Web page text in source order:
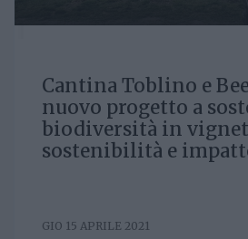
Cantina Toblino e
nuovo progetto a
biodiversità in
sostenibilità e
GIO 15 APRILE 2021